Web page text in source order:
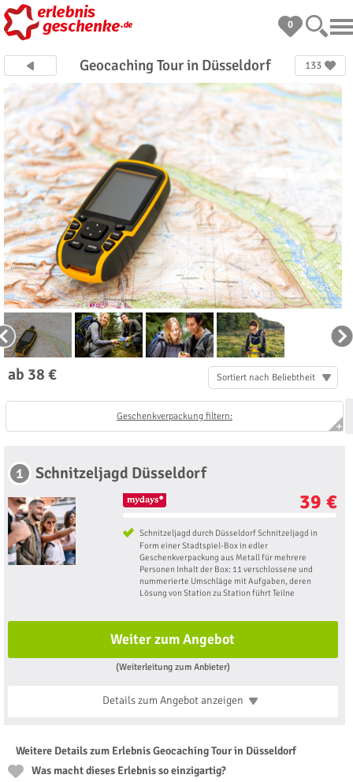
0
Geocaching Tour in Düsseldorf 133
ab 38 € Sortiert nach Beliebtheit
Geschenkverpackung filtern:
1 Schnitzeljagd Düsseldorf
39 €
Schnitzeljagd durch Düsseldorf Schnitzeljagd in
Form einer Stadtspiel-Box in edler
Geschenkverpackung aus Metall für mehrere
Personen Inhalt der Box: 11 verschlossene und
nummerierte Umschläge mit Aufgaben, deren
Lösung von Station zu Station führt Teilne
Weiter zum Angebot
(Weiterleitung zum Anbieter)
Details zum Angebotanzeigen
Weitere Details zum Erlebnis Geocaching Tour in Düsseldorf
Was macht dieses Erlebnis so einzigartig?